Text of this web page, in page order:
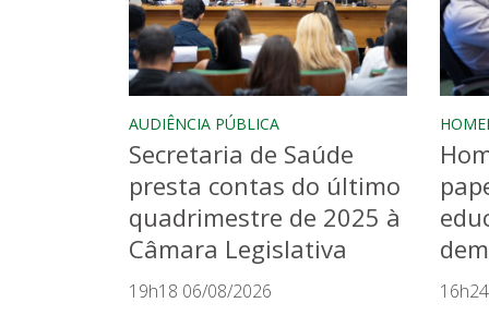
AUDIÊNCIA PÚBLICA
Secretaria de Saúde
presta contas do último
quadrimestre de 2025 à
Câmara Legislativa
19h18 06/08/2026